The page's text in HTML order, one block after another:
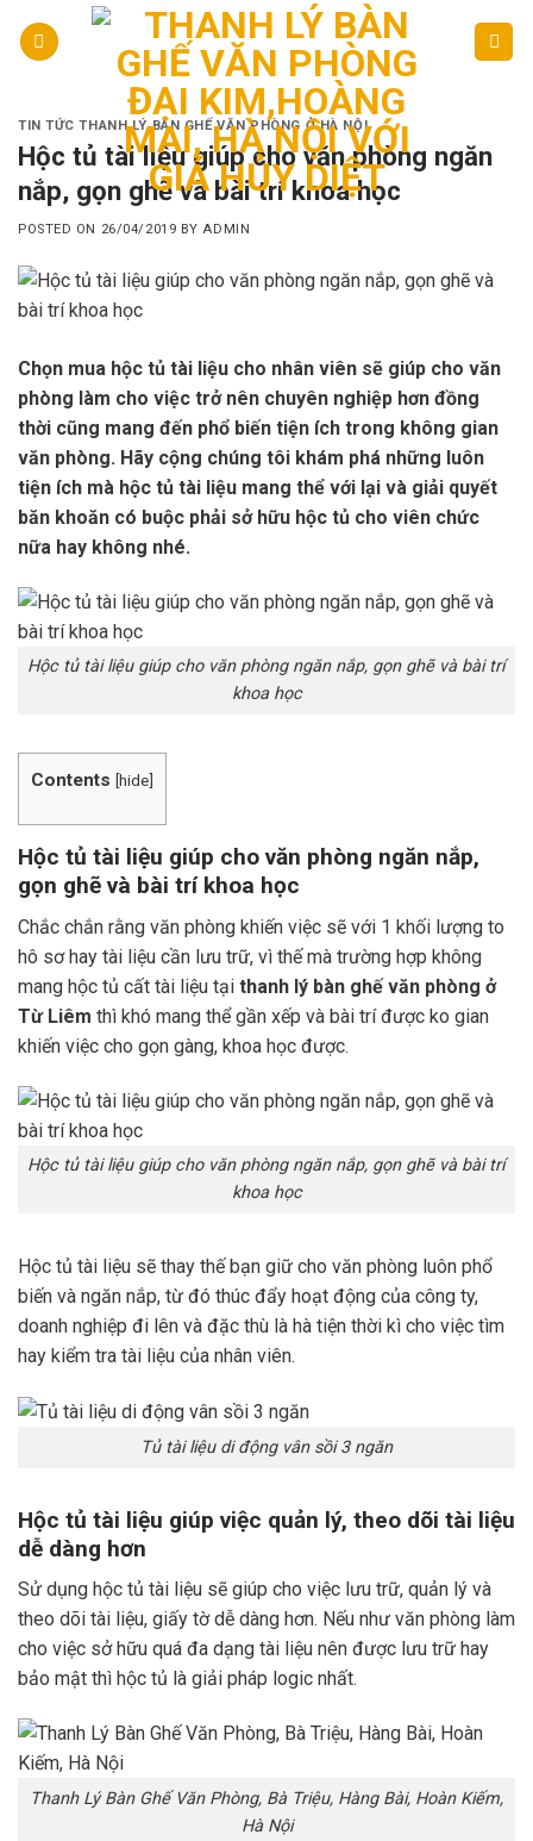
TIN TỨC THANH LÝ BÀN GHẾ VĂN PHÒNG Ở HÀ NỘI
Hộc tủ tài liệu giúp cho văn phòng ngăn
nắp, gọn ghẽ và bài trí khoa học
POSTED ON 26/04/2019 BYADMIN
Chọn mua hộc tủ tài liệu cho nhân viên sẽ giúp cho văn
phòng làm cho việc trở nên chuyên nghiệp hơn đồng
thời cũng mang đến phổ biến tiện ích trong không gian
văn phòng. Hãy cộng chúng tôi khám phá những luôn
tiện ích mà hộc tủ tài liệu mang thể với lại và giải quyết
băn khoăn có buộc phải sở hữu hộc tủ cho viên chức
nữa hay không nhé.
Hộc tủ tài liệu giúp cho văn phòng ngăn nắp, gọn ghẽ và bài trí
khoa học
Contents [hide]
Hộc tủ tài liệu giúp cho văn phòng ngăn nắp,
gọn ghẽvà bài trí khoa học
Chắc chắn rằng văn phòng khiến việc sẽ với 1 khối lượng to
hô sơ hay tài liệu cần lưu trữ, vì thế mà trường hợp không
mang hộc tủ cất tài liệu tại thanh lý bàn ghế văn phòng ở
Từ Liêm thì khó mang thể gần xếp và bài trí được ko gian
khiến việc cho gọn gàng, khoa học được.
Hộc tủ tài liệu giúp cho văn phòng ngăn nắp, gọn ghẽ và bài trí
khoa học
Hộc tủ tài liệu sẽ thay thế bạn giữ cho văn phòng luôn phổ
biến và ngăn nắp, từ đó thúc đẩy hoạt động của công ty,
doanh nghiệp đi lên và đặc thù là hà tiện thời kì cho việc tìm
hay kiểm tra tài liệu của nhân viên.
Tủ tài liệu di động vân sồi 3 ngăn
Hộc tủ tài liệu giúp việc quản lý, theo dõi tài liệu
dễ dàng hơn
Sử dụng hộc tủ tài liệu sẽ giúp cho việc lưu trữ, quản lý và
theo dõi tài liệu, giấy tờ dễ dàng hơn. Nếu như văn phòng làm
cho việc sở hữu quá đa dạng tài liệu nên được lưu trữ hay
bảo mật thì hộc tủ là giải pháp logic nhất.
Thanh Lý Bàn Ghế Văn Phòng, Bà Triệu, Hàng Bài, Hoàn Kiếm,
Hà Nội